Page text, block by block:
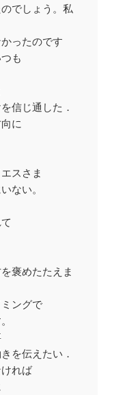
でしょう。私
ったのです
も
信じ通した．
に
スさま
ない。
褒めたたえま
ングで
を伝えたい．
れば